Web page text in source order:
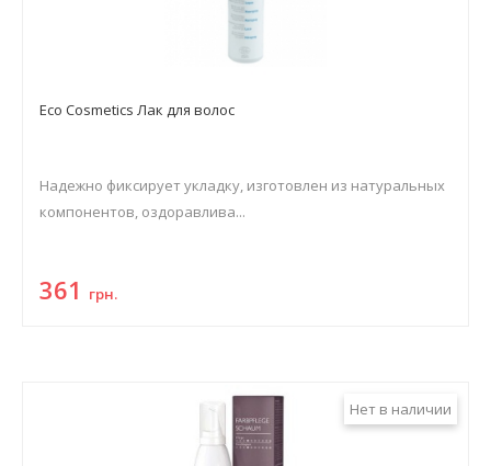
Eco Cosmetics Лак для волос
Надежно фиксирует укладку, изготовлен из натуральных
компонентов, оздоравлива...
361 грн.
Нет в наличии